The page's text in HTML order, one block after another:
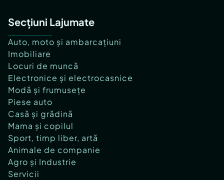
Secțiuni Lajumate
Auto, moto și ambarcațiuni
Imobiliare
Locuri de muncă
Electronice și electrocasnice
Modă și frumusețe
Piese auto
Casă și grădină
Mama și copilul
Sport, timp liber, artă
Animale de companie
Agro și Industrie
Servicii